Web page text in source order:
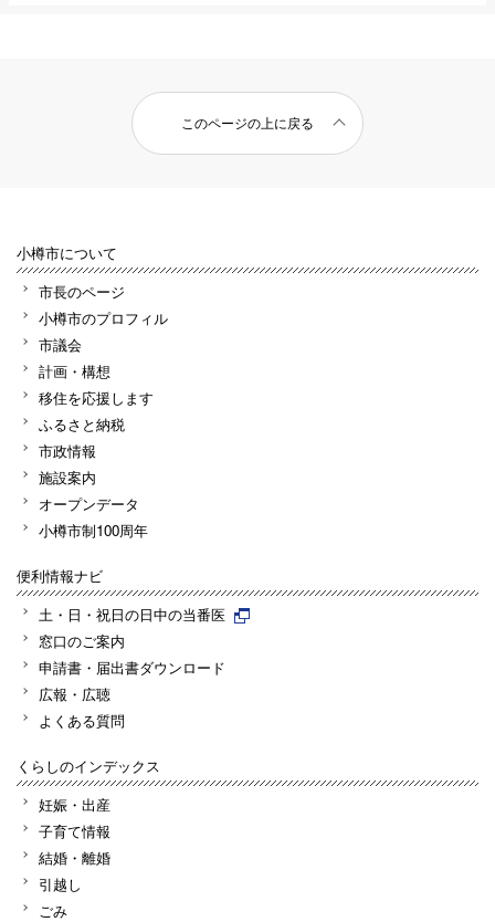
このページの上に戻る
小樽市について
市長のページ
小樽市のプロフィル
市議会
計画・構想
移住を応援します
ふるさと納税
市政情報
施設案内
オープンデータ
小樽市制100周年
便利情報ナビ
土・日・祝日の日中の当番医
窓口のご案内
申請書・届出書ダウンロード
広報・広聴
よくある質問
くらしのインデックス
妊娠・出産
子育て情報
結婚・離婚
引越し
ごみ